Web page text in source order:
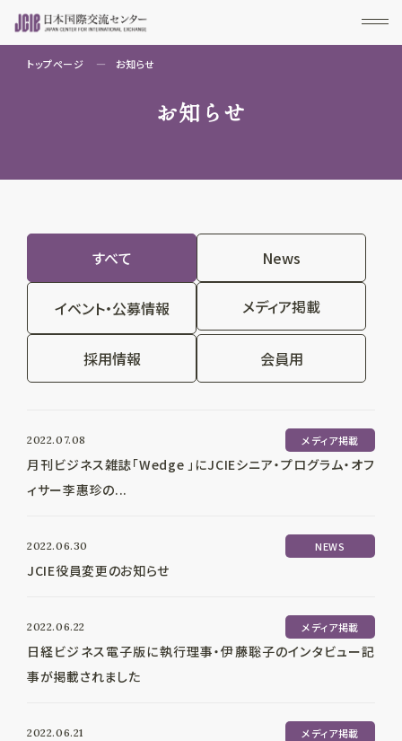
トップページ お知らせ
お知らせ
すべて News
イベント・公募情報 メディア掲載
採用情報 会員用
2022.07.08 メディア掲載
月刊ビジネス雑誌「Wedge 」にJCIEシニア・プログラム・オフ
ィサー李惠珍の...
2022.06.30 NEWS
JCIE役員変更のお知らせ
2022.06.22 メディア掲載
日経ビジネス電子版に執行理事・伊藤聡子のインタビュー記
事が掲載されました
2022.06.21 メディア掲載